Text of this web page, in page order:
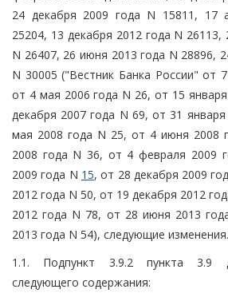
24 декабря 2009 года N 15811, 17
25204, 13 декабря 2012 года N 26113,
N 26407, 26 июня 2013 года N 28896,
N 30005 ("Вестник Банка России" от
от 4 мая 2006 года N 26, от 15
декабря 2007 года N 69, от 31
мая 2008 года N 25, от 4 июня 2008
2008 года N 36, от 4 февраля 2009
2009 года N 15, от 28 декабря 2009
2012 года N 50, от 19 декабря 2012
2012 года N 78, от 28 июня 2013
2013 года N 54), следующие изменения.
1.1. Подпункт 3.9.2 пункта 3.9
следующего содержания: